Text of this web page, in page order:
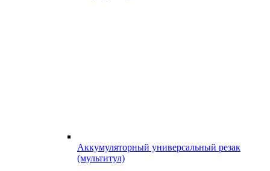
Аккумуляторный универсальный резак
(мультитул)